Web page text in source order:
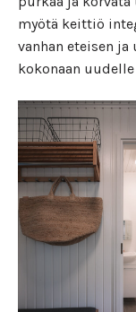
myötä keittiö
vanhan eteisen
kokonaan